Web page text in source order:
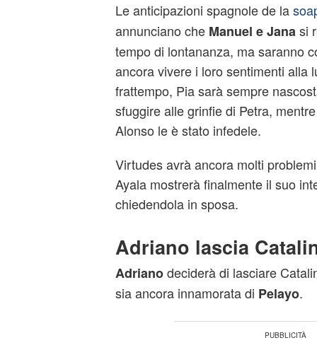
Le anticipazioni spagnole de la
annunciano che Manuel e Jana si
tempo di lontananza, ma saranno
ancora vivere i loro sentimenti alla
frattempo, Pia sarà sempre
sfuggire alle grinfie di Petra,
Alonso le è stato infedele.
Virtudes avrà ancora molti
Ayala mostrerà finalmente il suo
chiedendola in sposa.
Adriano lascia
Adrianodeciderà di lasciare
sia ancora innamorata di Pelayo.